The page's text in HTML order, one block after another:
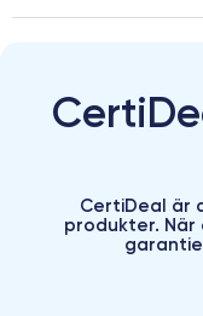
CertiDeal är
produkter. När